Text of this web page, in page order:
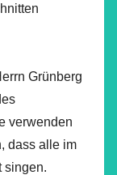
Grünberg
verwenden
dass alle im
singen.